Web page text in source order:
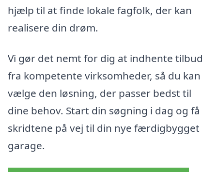
hjælp til at finde lokale fagfolk, der kan
realisere din drøm.
Vi gør det nemt for dig at indhente tilbud
fra kompetente virksomheder, så du kan
vælge den løsning, der passer bedst til
dine behov. Start din søgning i dag og få
skridtene på vej til din nye færdigbygget
garage.